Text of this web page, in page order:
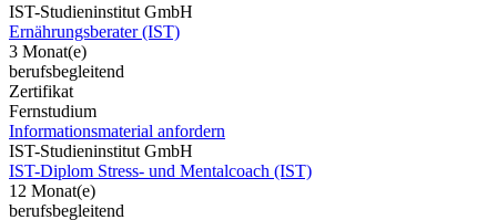
IST-Studieninstitut GmbH
Ernährungsberater (IST)
3 Monat(e)
berufsbegleitend
Zertifikat
Fernstudium
Informationsmaterial anfordern
IST-Studieninstitut GmbH
IST-Diplom Stress- und Mentalcoach (IST)
12 Monat(e)
berufsbegleitend